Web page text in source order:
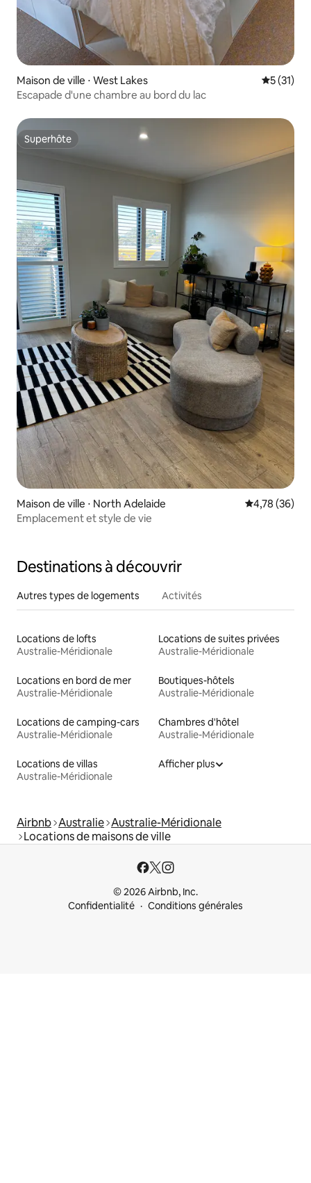
Maison de ville ⋅ West Lakes
5 (31)
Escapade d'une chambre au bord du lac
Superhôte
Superhôte
Maison de ville ⋅ North Adelaide Évaluation
4,78 (36)
Emplacement et style de vie
Destinations à découvrir
Autres types de logements Activités
Locations de lofts
Australie-Méridionale
Locations de suites privées
Australie-Méridionale
Locations en bord de mer
Australie-Méridionale
Boutiques-hôtels
Australie-Méridionale
Locations de camping-cars
Australie-Méridionale
Chambres d'hôtel
Australie-Méridionale
Locations de villas
Australie-Méridionale
Afficher plus
Airbnb Australie Australie-Méridionale
Locations de maisons de ville
© 2026 Airbnb, Inc.
Confidentialité
Conditions générales